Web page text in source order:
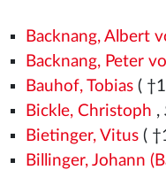
Backnang, Albert
Backnang, Peter
Bauhof, Tobias(
Bickle, Christoph ,
Bietinger, Vitus(
Billinger, Johann